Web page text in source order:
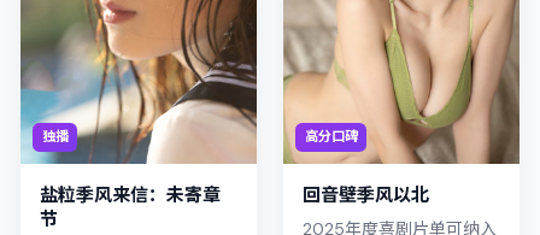
独播
盐粒季风来信：未寄章
节
高分口碑
回音壁季风以北
2025年度喜剧片单可纳入